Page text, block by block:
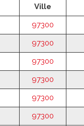
Ville
97300
97300
97300
97300
97300
97300